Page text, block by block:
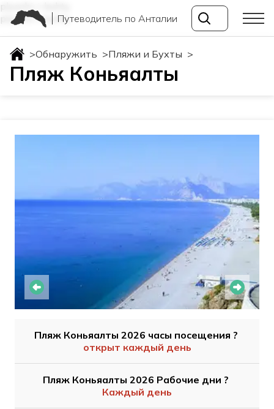
plyazhi-i-buhty
plyazhi-i-buhtyПутеводитель по Анталии
>Обнаружить >Пляжи и Бухты >
Пляж Коньяалты
Пляж Коньяалты 2026 часы посещения ?
открыт каждый день
Пляж Коньяалты 2026 Рабочие дни ?
Каждый день